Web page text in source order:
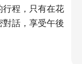
程，只有在花
話，享受午後